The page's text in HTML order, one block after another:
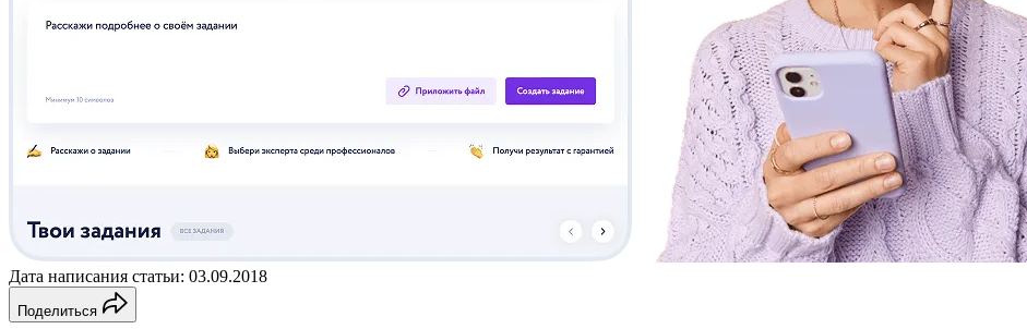
Дата написания статьи: 03.09.2018
Поделиться